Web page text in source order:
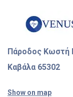
Πάροδος Κωστή
Καβάλα 65302
Show on map